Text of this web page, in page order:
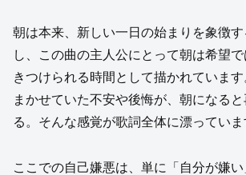
朝は本来、新しい一日の始まりを象徴
し、この曲の主人公にとって朝は希望
きつけられる時間として描かれていま
まかせていた不安や後悔が、朝になると
る。そんな感覚が歌詞全体に漂っていま
ここでの自己嫌悪は、単に「自分が嫌